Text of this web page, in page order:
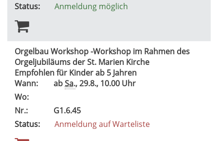
Status:
Anmeldung möglich
Orgelbau Workshop -Workshop im Rahmen des
Orgeljubiläums der St. Marien Kirche
Empfohlen für Kinder ab 5 Jahren
Wann:
abSa., 29.8., 10.00 Uhr
Wo:
Nr.:
G1.6.45
Status:
Anmeldung auf Warteliste